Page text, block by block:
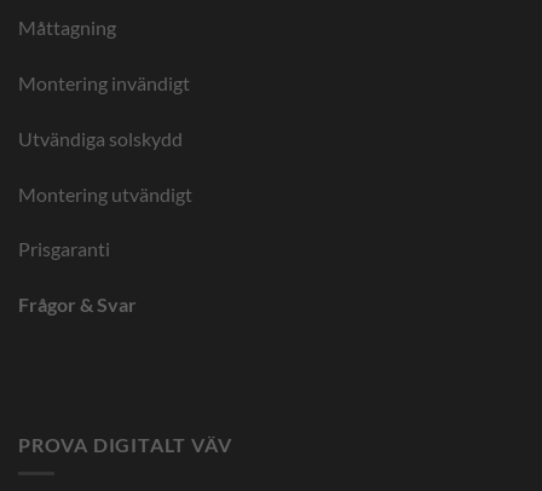
Måttagning
Montering invändigt
Utvändiga solskydd
Montering utvändigt
Prisgaranti
Frågor & Svar
PROVA DIGITALT VÄV